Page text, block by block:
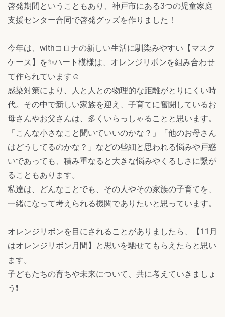
啓発期間ということもあり、神戸市にある3つの児童家庭
支援センター合同で啓発グッズを作りました！
今年は、withコロナの新しい生活に馴染みやすい【マスク
ケース】を✨ハート模様は、オレンジリボンを組み合わせ
て作られています☺
感染対策により、人と人との物理的な距離がとりにくい時
代。その中で新しい家族を迎え、子育てに奮闘しているお
母さんやお父さんは、多くいらっしゃることと思います。
「こんな小さなこと聞いていいのかな？」「他のお母さん
はどうしてるのかな？」などの些細と思われる悩みや戸惑
いであっても、積み重なると大きな悩みやくるしさに繋が
ることもあります。
私達は、どんなことでも、その人やその家族の子育てを、
一緒になって考えられる機関でありたいと思っています。
オレンジリボンを目にされることがありましたら、【11月
はオレンジリボン月間】と思いを馳せてもらえたらと思い
ます。
子どもたちの育ちや未来について、共に考えていきましょ
う❗